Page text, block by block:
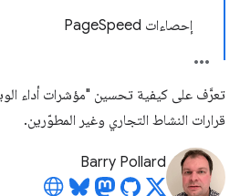
إحصاءات PageSpeed
تعرَّف على كيفية تحسين "مؤشرات أداء
قرارات النشاط التجاري وغير المطوّرين.
Barry Pollard